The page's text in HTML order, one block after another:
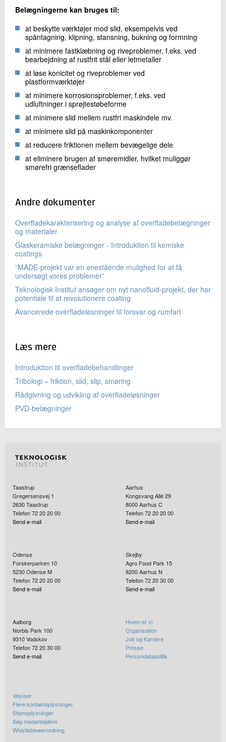
Belægningerne kan bruges til:
at beskytte værktøjer mod slid, eksempelvis ved
spåntagning, klipning, stansning, bukning og formning
at minimere fastklæbning og riveproblemer, f.eks. ved
bearbejdning af rustfrit stål eller letmetaller
at løse konicitet og riveproblemer ved
plastformværktøjer
at minimere korrosionsproblemer, f.eks. ved
udluftninger i sprøjtestøbeforme
at minimere slid mellem rustfri maskindele mv.
at minimere slid på maskinkomponenter
at reducere friktionen mellem bevægelige dele
at eliminere brugen af smøremidler, hvilket muliggør
smørefri grænseflader
Andre dokumenter
Overfladekarakterisering og analyse af overfladebelægninger
og materialer
Glaskeramiske belægninger - Introduktion til kemiske
coatings
”MADE-projekt var en enestående mulighed for at få
undersøgt vores problemer”
Teknologisk Institut ansøger om nyt nanofluid-projekt, der har
potentiale til at revolutionere coating
Avancerede overfladeløsninger til forsvar og rumfart
Læs mere
Introduktion til overfladebehandlinger
Tribologi – friktion, slid, slip, smøring
Rådgivning og udvikling af overfladeløsninger
PVD-belægninger
Taastrup
Gregersensvej 1
2630Taastrup
Telefon 72 20 20 00
Send e-mail
Aarhus
Kongsvang Allé 29
8000Aarhus C
Telefon 72 20 20 00
Send e-mail
Odense
Forskerparken 10
5230Odense M
Telefon 72 20 20 00
Send e-mail
Skejby
Agro Food Park 15
8200Aarhus N
Telefon 72 20 30 00
Send e-mail
Aalborg
Norbis Park 100
9310Vodskov
Telefon 72 20 30 00
Send e-mail
Hvem er vi
Organisation
Job og Karriere
Presse
Persondatapolitik
Vejviser
Flere kontaktoplysninger
Stamoplysninger
Søg medarbejdere
Whistleblowerordning